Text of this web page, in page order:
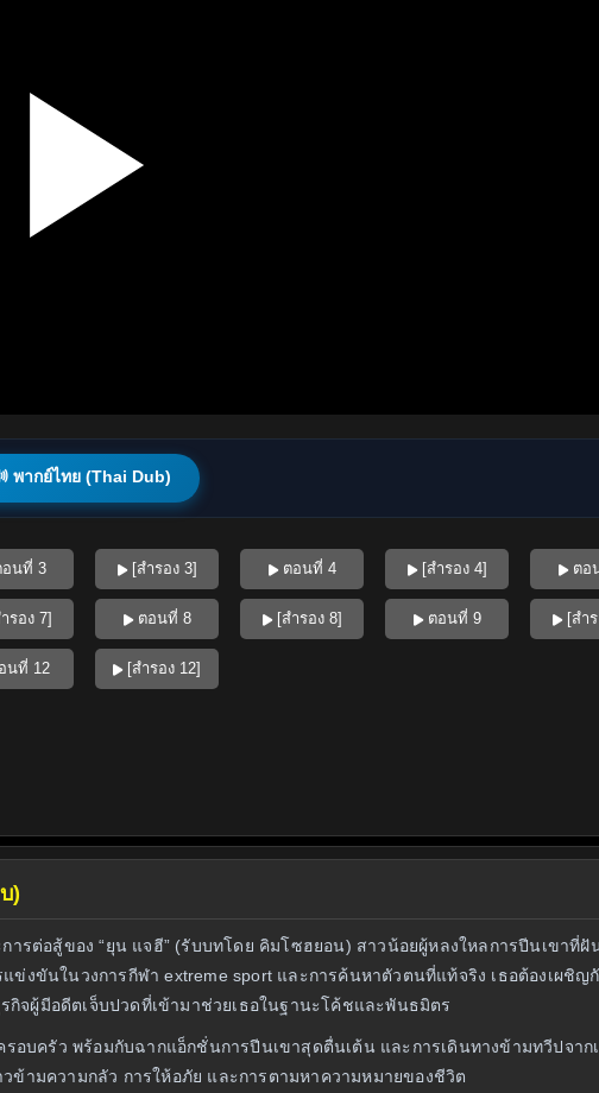
พากย์ไทย (Thai Dub)
นที่ 3 [สำรอง 3] ตอนที่ 4 [สำรอง 4] ตอ
รอง 7] ตอนที่ 8 [สำรอง 8] ตอนที่ 9 [สำร
นที่ 12 [สำรอง 12]
)
รต่อสู้ของ “ยุน แจฮี” (รับบทโดย คิมโซฮยอน) สาวน้อยผู้หลงใหลการปีนเขาที่ฝั
งขันในวงการกีฬา extreme sport และการค้นหาตัวตนที่แท้จริง เธอต้องเผชิญ
จผู้มีอดีตเจ็บปวดที่เข้ามาช่วยเธอในฐานะโค้ชและพันธมิตร
รอบครัว พร้อมกับฉากแอ็กชั่นการปีนเขาสุดตื่นเต้น และการเดินทางข้ามทวีปจา
ข้ามความกลัว การให้อภัย และการตามหาความหมายของชีวิต